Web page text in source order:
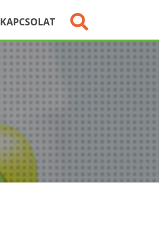
KAPCSOLAT